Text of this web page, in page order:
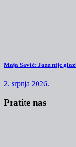
Maja Savić: Jazz nije
2. srpnja 2026.
Pratite nas